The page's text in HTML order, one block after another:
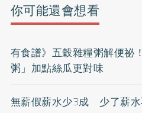
你可能還會想看
有食譜》五穀雜糧粥解便祕
粥」加點絲瓜更對味
無薪假薪水少3成 少了薪